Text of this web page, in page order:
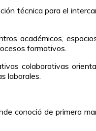
técnica para el
académicos,
formativos.
colaborativas
laborales.
conoció de primera